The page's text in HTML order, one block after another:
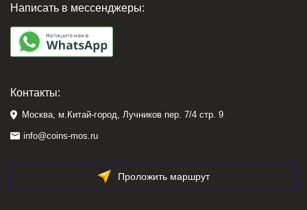
Написать в мессенджеры:
Контакты:
Москва, м.Китай-город, Лучников пер. 7/4 стр. 9
info@coins-mos.ru
Проложить маршрут